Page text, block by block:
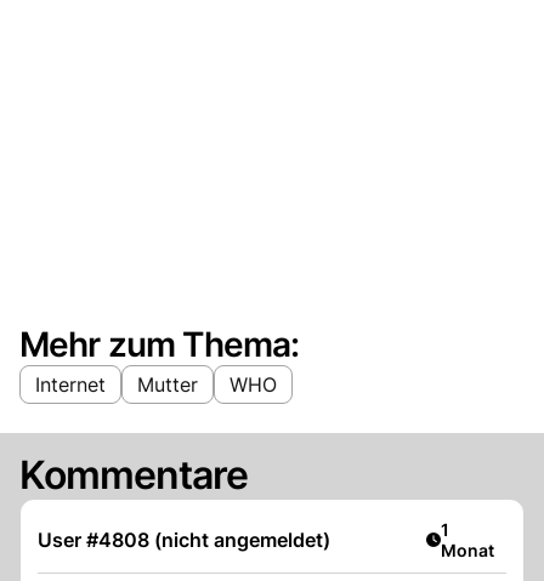
Mehr zum Thema:
Internet Mutter WHO
Kommentare
User #4808 (nicht angemeldet) Artikel
1
Monat